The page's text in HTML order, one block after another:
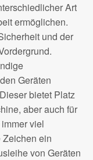
Art
ermöglichen.
und der
Geräten
bietet Platz
aber auch für
viel
ein
von Geräten